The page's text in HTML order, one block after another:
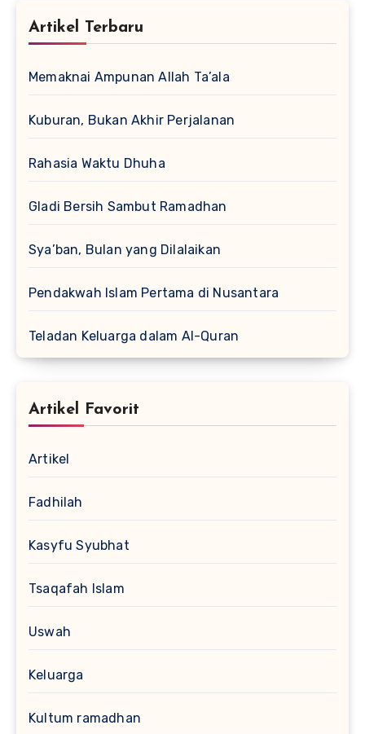
Artikel Terbaru
Memaknai Ampunan Allah Ta’ala
Kuburan, Bukan Akhir Perjalanan
Rahasia Waktu Dhuha
Gladi Bersih Sambut Ramadhan
Sya’ban, Bulan yang Dilalaikan
Pendakwah Islam Pertama di Nusantara
Teladan Keluarga dalam Al-Quran
Artikel Favorit
Artikel
Fadhilah
Kasyfu Syubhat
Tsaqafah Islam
Uswah
Keluarga
Kultum ramadhan